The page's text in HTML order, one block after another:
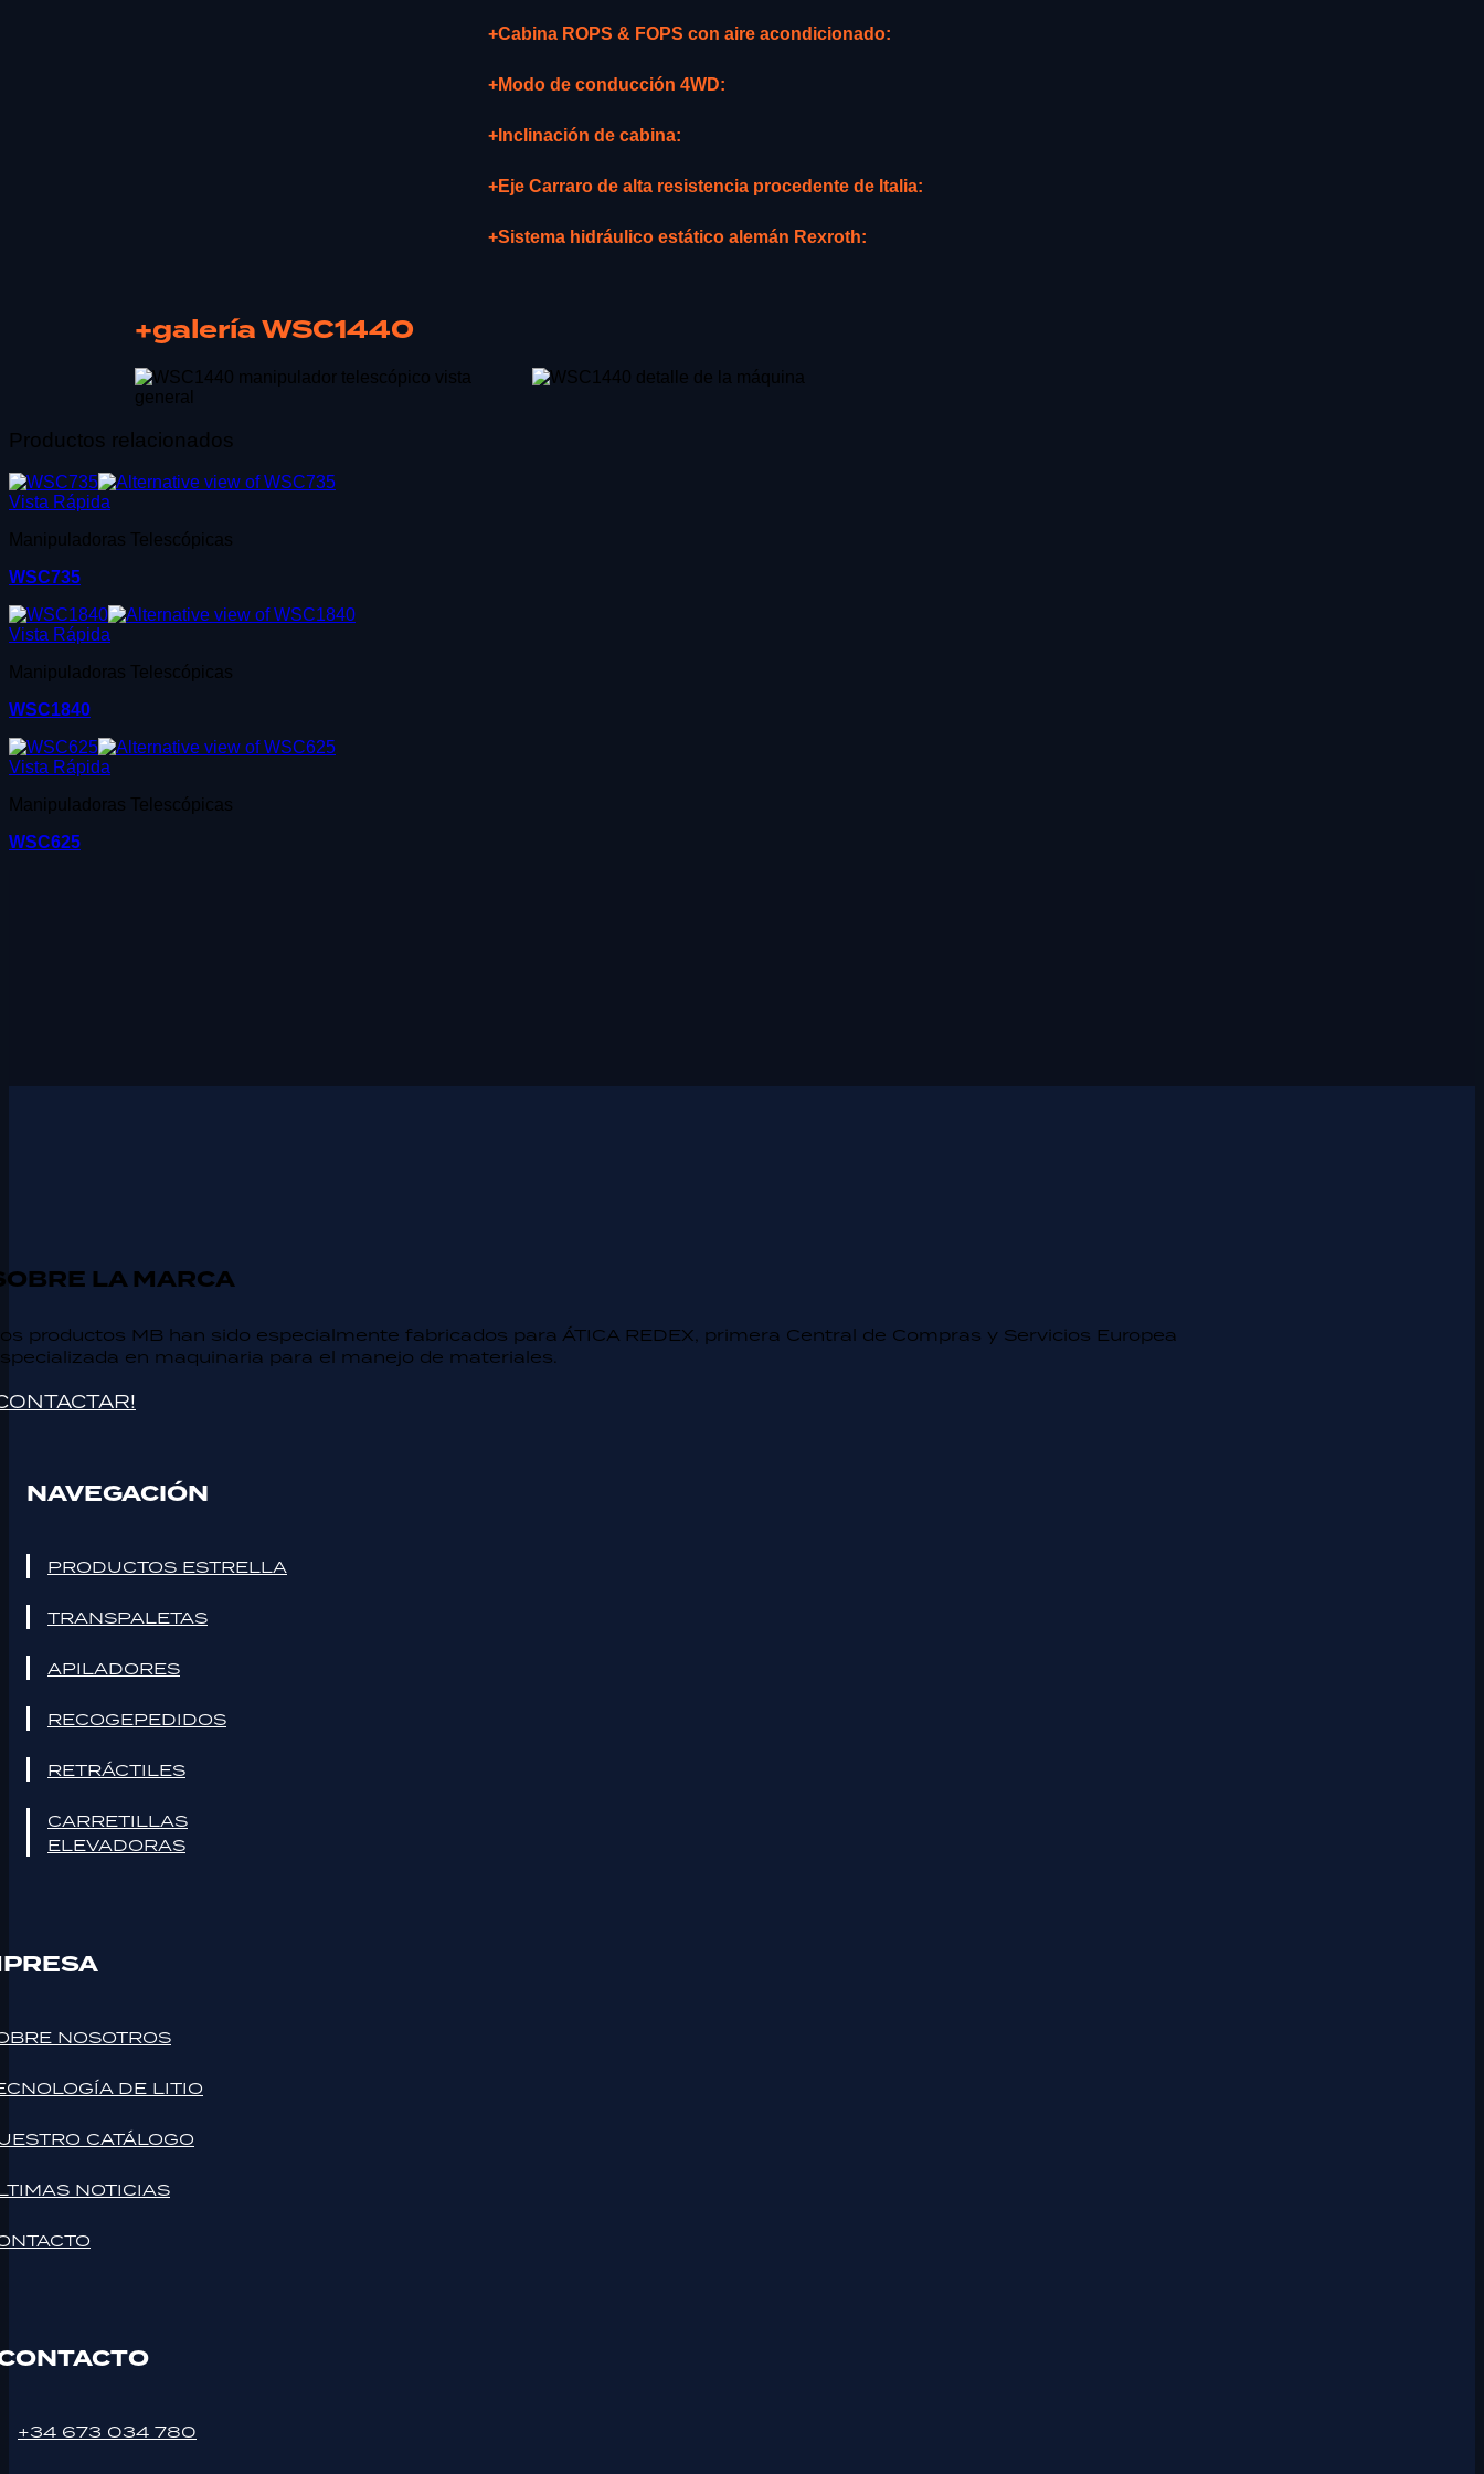
+Cabina ROPS & FOPS con aire acondicionado:
+Modo de conducción 4WD:
+Inclinación de cabina:
+Eje Carraro de alta resistencia procedente de Italia:
+Sistema hidráulico estático alemán Rexroth:
+galería WSC1440
Productos relacionados
Vista Rápida
Manipuladoras Telescópicas
WSC735
Vista Rápida
Manipuladoras Telescópicas
WSC1840
Vista Rápida
Manipuladoras Telescópicas
WSC625
LA MARCA
productos MB han sido especialmente fabricados para ÁTICA REDEX, primera Central de Compras y Servicios Europea
en maquinaria para el manejo de materiales.
NAVEGACIÓN
PRODUCTOS ESTRELLA
TRANSPALETAS
APILADORES
RECOGEPEDIDOS
RETRÁCTILES
CARRETILLAS
ELEVADORAS
NOSOTROS
DE LITIO
CATÁLOGO
NOTICIAS
+34 673 034 780